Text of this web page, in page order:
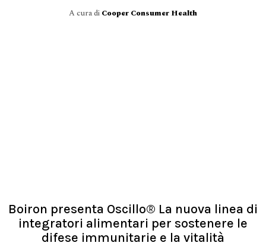
A cura di Cooper Consumer Health
Boiron presenta Oscillo® La nuova linea di
integratori alimentari per sostenere le
difese immunitarie e la vitalità